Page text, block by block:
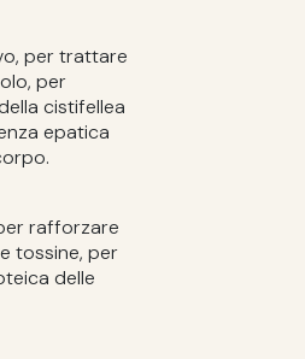
per trattare
per
cistifellea
epatica
rafforzare
tossine, per
delle